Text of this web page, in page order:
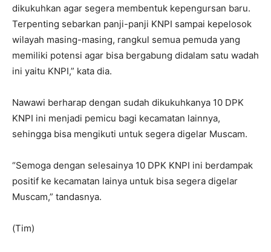
dikukuhkan agar segera membentuk kepengursan baru.
Terpenting sebarkan panji-panji KNPI sampai kepelosok
wilayah masing-masing, rangkul semua pemuda yang
memiliki potensi agar bisa bergabung didalam satu wadah
ini yaitu KNPI,” kata dia.
Nawawi berharap dengan sudah dikukuhkanya 10 DPK
KNPI ini menjadi pemicu bagi kecamatan lainnya,
sehingga bisa mengikuti untuk segera digelar Muscam.
“Semoga dengan selesainya 10 DPK KNPI ini berdampak
positif ke kecamatan lainya untuk bisa segera digelar
Muscam,” tandasnya.
(Tim)